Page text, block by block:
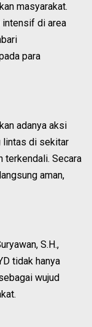
masyarakat.
intensif di area
para
adanya aksi
lintas di sekitar
terkendali. Secara
aman,
S.H.,
tidak hanya
wujud